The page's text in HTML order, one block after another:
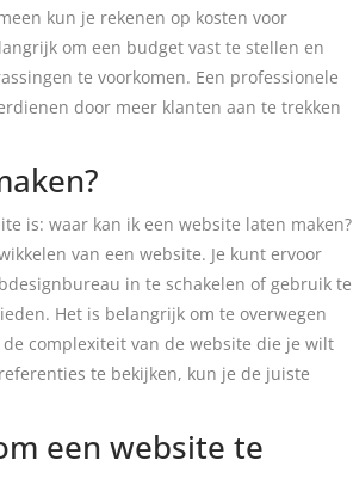
kun je rekenen op kosten voor
om een budget vast te stellen en
te voorkomen. Een professionele
door meer klanten aan te trekken
is: waar kan ik een website laten maken?
van een website. Je kunt ervoor
in te schakelen of gebruik te
Het is belangrijk om te overwegen
complexiteit van de website die je wilt
te bekijken, kun je de juiste
een website te